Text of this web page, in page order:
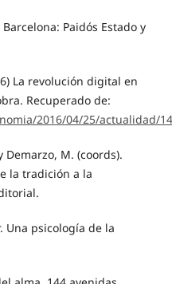
Paidós Estado y
La revolución digital en
Recuperado de:
2016/04/25/actualidad/
Demarzo, M. (coords).
la tradición a la
Una psicología de la